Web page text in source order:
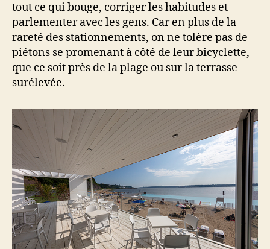
tout ce qui bouge, corriger les habitudes et
parlementer avec les gens. Car en plus de la
rareté des stationnements, on ne tolère pas de
piétons se promenant à côté de leur bicyclette,
que ce soit près de la plage ou sur la terrasse
surélevée.